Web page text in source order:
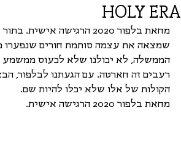
HOLY ERA
מחאת בלפור 2020 הרגישה
שמצאה את עצמה סותמת חורים שנפערו
הממשלה, לא יכולנו שלא לכעוס ממשמע
רעבים זה חארטה. עם הגעתנו לבלפור,
הקולות של אלו שלא יכלו להיות שם.
מחאת בלפור 2020 הרגישה אישית.